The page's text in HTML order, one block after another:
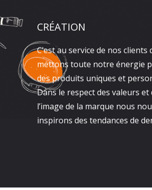
CRÉATION
C’est au service de nos clients
mettons toute notre énergie
des produits uniques et
Dans le respect des valeurs et
l’image de la marque nous
inspirons des tendances de